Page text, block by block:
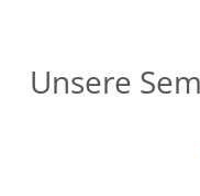
Unsere